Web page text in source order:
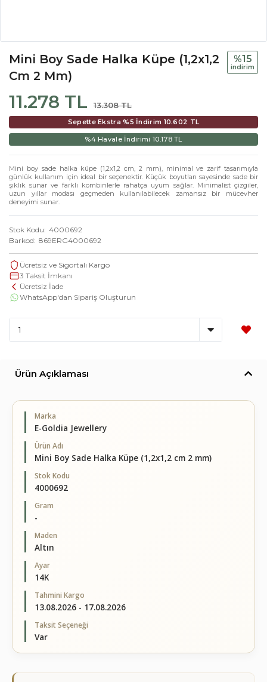
Mini Boy Sade Halka Küpe (1,2x1,2
Cm 2 Mm)
11.278 TL 13.308 TL
%15
i̇ndi̇ri̇m
Sepette Ekstra %5 İndirim 10.602 TL
%4 Havale İndirimi 10.178 TL
Mini boy sade halka küpe (1,2x1,2 cm, 2 mm), minimal ve zarif tasarımıyla
günlük kullanım için ideal bir seçenektir. Küçük boyutları sayesinde sade bir
şıklık sunar ve farklı kombinlerle rahatça uyum sağlar. Minimalist çizgiler,
uzun yıllar modası geçmeden kullanılabilecek zamansız bir mücevher
deneyimi sunar.
Stok Kodu 4000692
Barkod 869ERG4000692
Ücretsiz ve Sigortalı Kargo
3 Taksit İmkanı
Ücretsiz İade
WhatsApp'dan Sipariş Oluşturun
Ürün Açıklaması
Marka
E-Goldia Jewellery
Ürün Adı
Mini Boy Sade Halka Küpe (1,2x1,2 cm 2 mm)
Stok Kodu
4000692
Gram
-
Maden
Altın
Ayar
14K
Tahmini Kargo
13.08.2026 - 17.08.2026
Taksit Seçeneği
Var